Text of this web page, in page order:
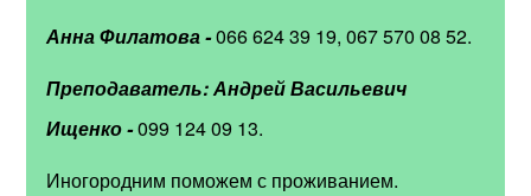
Анна Филатова -066 624 39 19, 067 570 08 52.
Преподаватель: Андрей Васильевич
Ищенко -099 124 09 13.
Иногородним поможем с проживанием.